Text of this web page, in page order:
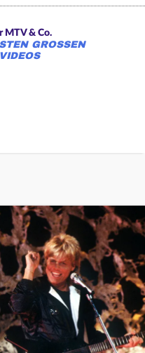
MTV & Co.
GROSSEN M